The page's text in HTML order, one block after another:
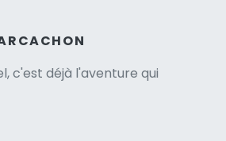
c'est déjà l'aventure qui